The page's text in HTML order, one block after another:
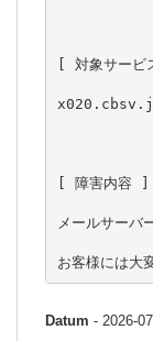
[ 対象サービ
[ 障害内容 ]
メールサーバ
お客様には大
Datum - 2026-